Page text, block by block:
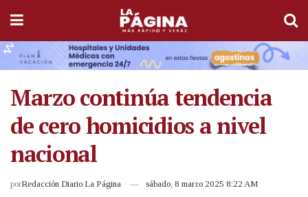
Marzo continúa tendencia
de cero homicidios a nivel
nacional
porRedacción Diario La Página sábado, 8 marzo 2025 8:22 AM